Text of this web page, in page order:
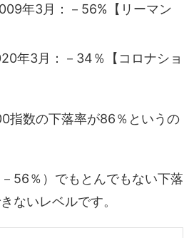
年3月：－56%【リーマン
年3月：－34％【コロナショ
指数の下落率が86％というの
56％）でもとんでもない下落
ないレベルです。